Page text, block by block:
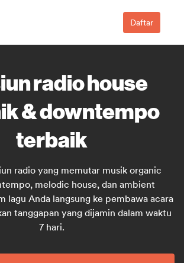
Daftar
radio house
& downtempo
terbaik
radio yang memutar musik organic
melodic house, dan ambient
lagu Anda langsung ke pembawa acara
tanggapan yang dijamin dalam waktu
7 hari.